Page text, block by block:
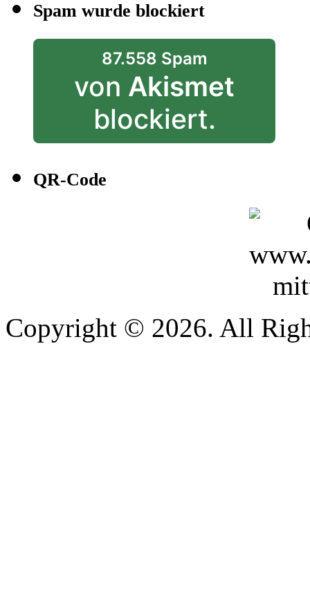
Spam wurde blockiert
87.558 Spam
von Akismet
blockiert.
QR-Code
Copyright © 2026. All